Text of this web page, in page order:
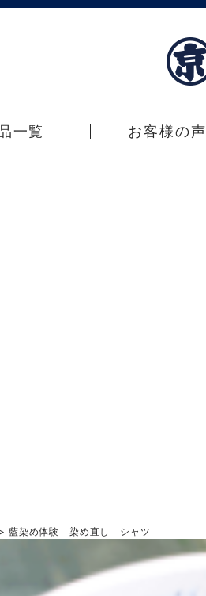
一覧 お客様の声
> 藍染め体験 染め直し シャツ